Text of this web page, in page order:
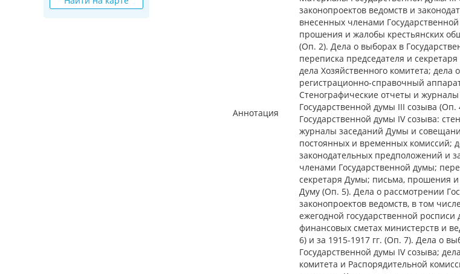
Аннотация
законопроектов ведомств и
внесенных членами
прошения и жалобы крестьянских
(Оп. 2). Дела о выборах в
переписка председателя и
дела Хозяйственного комитета; дела
регистрационно-справочный
Стенографические отчеты и
Государственной думы III созыва
Государственной думы IV созыва:
журналы заседаний Думы и
постоянных и временных комиссий;
законодательных предположений и
членами Государственной думы;
секретаря Думы; письма, прошения
Думу (Оп. 5). Дела о рассмотрении
законопроектов ведомств, в том
ежегодной государственной росписи
финансовых сметах министерств и
6) и за 1915-1917 гг. (Оп. 7). Дела о
Государственной думы IV созыва;
комитета и Распорядительной